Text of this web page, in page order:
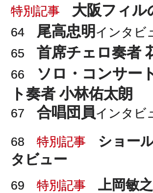
特別記事 大阪フィル
64 尾高忠明 インタビ
65 首席チェロ奏者
66
ソロ・コンサー
ト奏者 小林佑太朗
67 合唱団員インタビ
68 特別記事
ショー
タビュー
69 特別記事
上岡敏